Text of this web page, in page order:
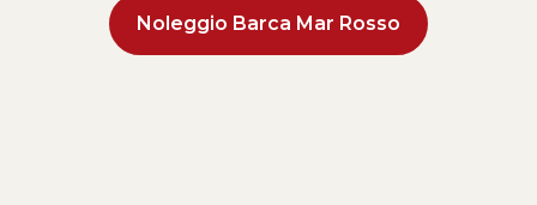
Noleggio Barca Mar Rosso